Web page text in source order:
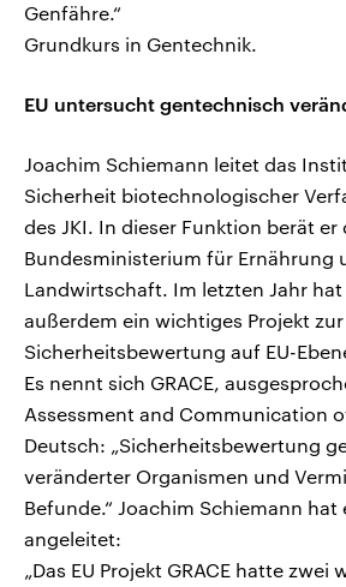
Genfähre.“
Grundkurs in Gentechnik.
EU untersucht gentechnisch
Joachim Schiemann leitet das
Sicherheit biotechnologischer
des JKI. In dieser Funktion berät er
Bundesministerium für Ernährung
Landwirtschaft. Im letzten Jahr
außerdem ein wichtiges Projekt zur
Sicherheitsbewertung auf EU-
Es nennt sich GRACE,
Assessment and Communication
Deutsch: „Sicherheitsbewertung
veränderter Organismen und
Befunde.“ Joachim Schiemann
angeleitet:
„Das EU Projekt GRACE hatte zwei